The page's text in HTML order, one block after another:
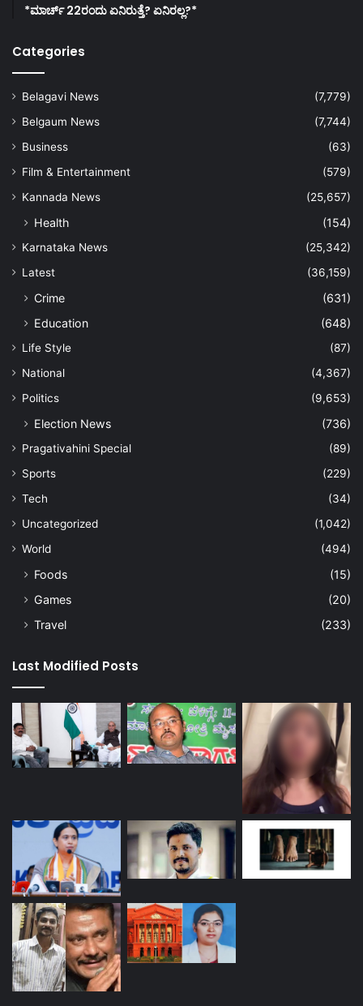
*ಮಾರ್ಚ್ 22ರಂದು ಏನಿರುತ್ತೆ? ಏನಿರಲ್ಲ?*
Categories
Belagavi News
(7,779)
Belgaum News
(7,744)
Business
(63)
Film & Entertainment
(579)
Kannada News
(25,657)
Health (154)
Karnataka News
(25,342)
Latest
(36,159)
Crime
(631)
Education
(648)
Life Style
(87)
National
(4,367)
Politics
(9,653)
Election News (736)
Pragativahini Special
(89)
Sports
(229)
Tech
(34)
Uncategorized
(1,042)
World
(494)
Foods
(15)
Games
(20)
Travel
(233)
Last Modified Posts